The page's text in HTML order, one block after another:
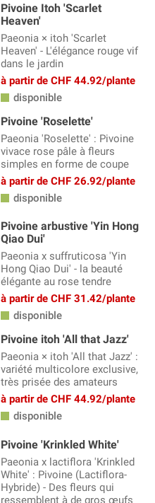
Pivoine Itoh 'Scarlet
Heaven'
Paeonia × itoh 'Scarlet
Heaven' - L'élégance rouge vif
dans le jardin
à partir de CHF 44.92/plante
disponible
Pivoine 'Roselette'
Paeonia 'Roselette' : Pivoine
vivace rose pâle à fleurs
simples en forme de coupe
à partir de CHF 26.92/plante
disponible
Pivoine arbustive 'Yin Hong
Qiao Dui'
Paeonia x suffruticosa 'Yin
Hong Qiao Dui' - la beauté
élégante au rose tendre
à partir de CHF 31.42/plante
disponible
Pivoine itoh 'All that Jazz'
Paeonia × itoh 'All that Jazz' :
variété multicolore exclusive,
très prisée des amateurs
à partir de CHF 44.92/plante
disponible
Pivoine 'Krinkled White'
Paeonia x lactiflora 'Krinkled
White' : Pivoine (Lactiflora-
Hybride) - Des fleurs qui
ressemblent à de gros œufs